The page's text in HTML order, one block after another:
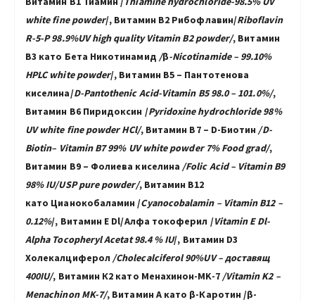
white fine powder/, Витамин B2 Рибофлавин/Riboflavin
R-5-P 98.9%UV high quality Vitamin B2 powder/, Витамин
B3 като Бета Никотинамид /β-Nicotinamide – 99.10%
HPLC whitepowder/, Витамин В5 – Пантотенова
киселина/D-Pantothenic Acid-Vitamin B5 98.0 – 101.0%/,
Витамин В6 Пиридоксин /Pyridoxine hydrochloride 98%
UVwhite fine powderНСl/, Витамин В7 – D-Биотин /D-
Biotin– Vitamin B7 99%UV white powder 7% Food grad/,
Витамин В9 – Фолиева киселина /Folic Acid – Vitamin B9
98% IU/USP pure powder/, Витамин В12
като Цианокобаламин /Cyanocobalamin – Vitamin B12 –
0.12%/, Витамин Е Dl/Алфа токоферил /Vitamin E Dl-
Alpha TocopherylAcetat 98.4 % IU/, Витамин D3
Холекалциферол /Cholecalciferol 90%UV – доставящ
400IU/, Витамин К2 като Менахинон-MK-7 /Vitamin K2 –
Menachinon MK-7/, Витамин А като β-Каротин /β-